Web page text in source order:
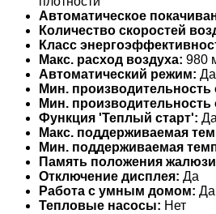
Автоматическое
Количество скоростей
Класс
Макс. расход воздуха: 980
Автоматический режим: Да
Мин. производительность
Мин. производительность
Функция 'Теплый старт': Да
Макс. поддерживаемая
Мин. поддерживаемая
Память положения
Отключение дисплея: Да
Работа с умным домом: Да
Тепловые насосы: Нет